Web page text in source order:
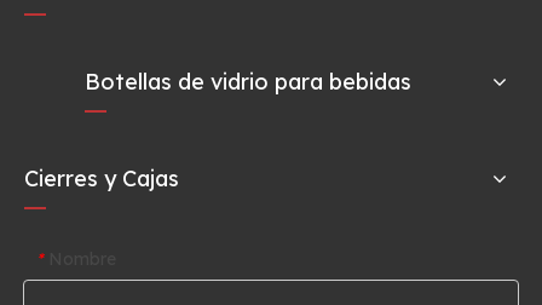
Botellas de vidrio para bebidas
Cierres y Cajas
*